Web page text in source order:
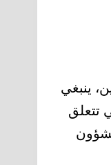
ينبغي
تتعلق